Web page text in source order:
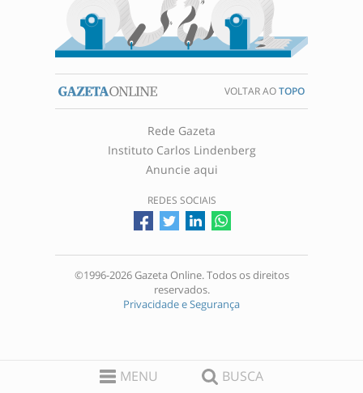
MENU BUSCA
VOLTAR AOTOPO
Rede Gazeta
Instituto Carlos Lindenberg
Anuncie aqui
REDES SOCIAIS
©1996-2026 Gazeta Online. Todos os direitos
reservados.
Privacidade e Segurança